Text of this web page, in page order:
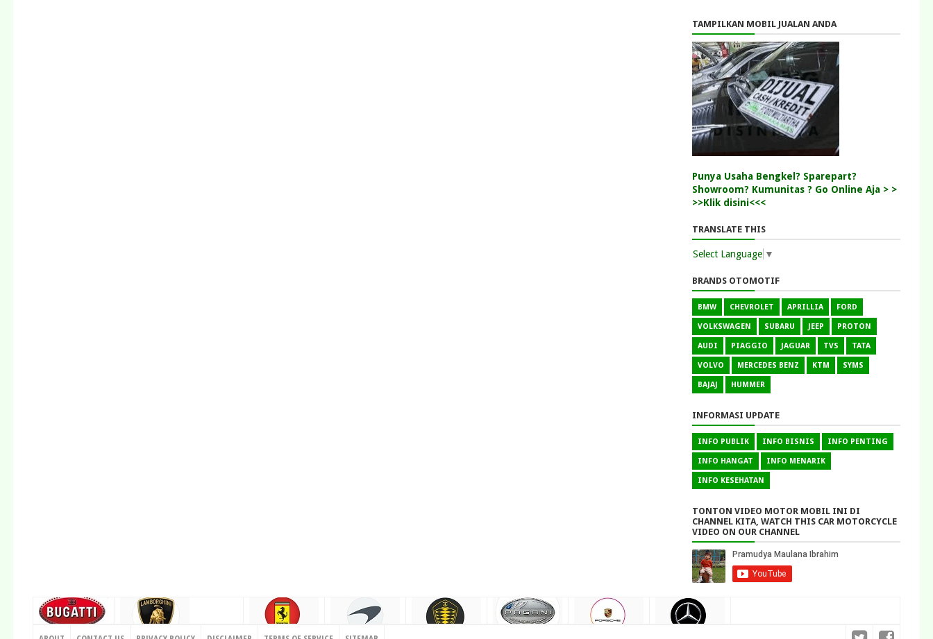
TAMPILKAN MOBIL JUALAN ANDA
Punya Usaha Bengkel? Sparepart?
Showroom? Kumunitas ? Go Online Aja > >
>>Klik disini<<<
TRANSLATE THIS
Select Language ▼
BRANDS OTOMOTIF
BMW CHEVROLET APRILLIA FORD
VOLKSWAGEN SUBARU JEEP PROTON
AUDI PIAGGIO JAGUAR TVS TATA
VOLVO MERCEDES BENZ KTM SYMS
BAJAJ HUMMER
INFORMASI UPDATE
INFO PUBLIK INFO BISNIS INFO PENTING
INFO HANGAT INFO MENARIK
INFO KESEHATAN
TONTON VIDEO MOTOR MOBIL INI DI
CHANNEL KITA, WATCH THIS CAR MOTORCYCLE
VIDEO ON OUR CHANNEL
CONTACT US